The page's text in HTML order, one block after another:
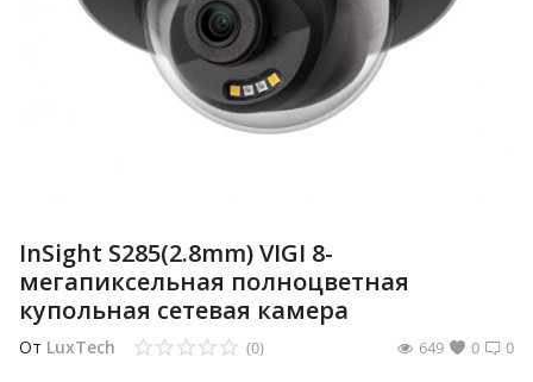
InSight S285(2.8mm) VIGI 8-
мегапиксельная полноцветная
купольная сетевая камера
От LuxTech 0
(0) 0
649